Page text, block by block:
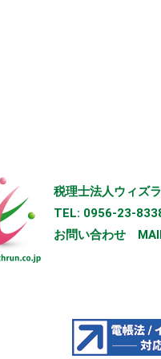
税理士法人ウィズ
TEL: 0956-23-
お問い合わせ